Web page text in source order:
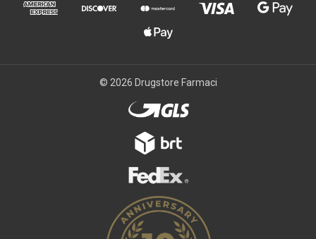
© 2026 Drugstore Farmaci